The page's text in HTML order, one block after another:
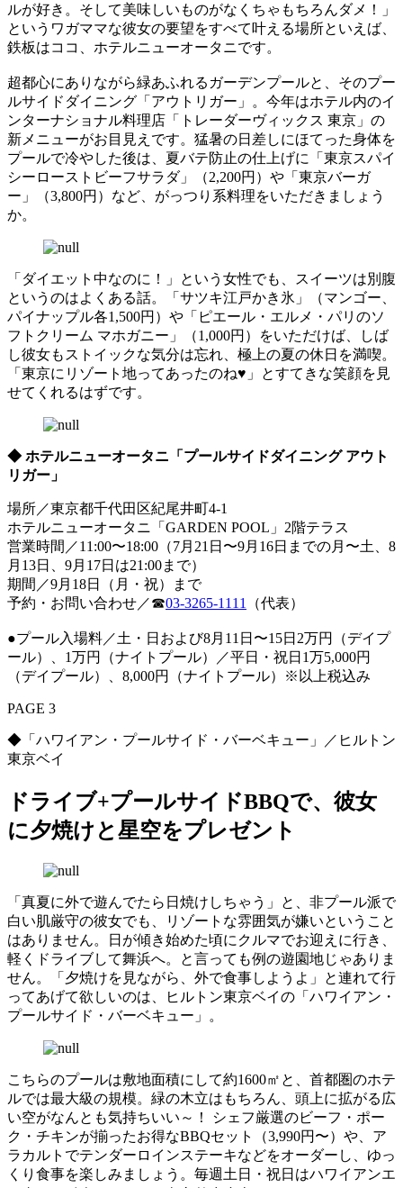
ルが好き。そして美味しいものがなくちゃもちろんダメ！」
というワガママな彼女の要望をすべて叶える場所といえば、
鉄板はココ、ホテルニューオータニです。
超都心にありながら緑あふれるガーデンプールと、そのプー
ルサイドダイニング「アウトリガー」。今年はホテル内のイ
ンターナショナル料理店「トレーダーヴィックス 東京」の
新メニューがお目見えです。猛暑の日差しにほてった身体を
プールで冷やした後は、夏バテ防止の仕上げに「東京スパイ
シーローストビーフサラダ」（2,200円）や「東京バーガ
ー」（3,800円）など、がっつり系料理をいただきましょう
か。
「ダイエット中なのに！」という女性でも、スイーツは別腹
というのはよくある話。「サツキ江戸かき氷」（マンゴー、
パイナップル各1,500円）や「ピエール・エルメ・パリのソ
フトクリーム マホガニー」（1,000円）をいただけば、しば
し彼女もストイックな気分は忘れ、極上の夏の休日を満喫。
「東京にリゾート地ってあったのね♥」とすてきな笑顔を見
せてくれるはずです。
◆ ホテルニューオータニ「プールサイドダイニング アウト
リガー」
場所／東京都千代田区紀尾井町4-1
ホテルニューオータニ「GARDEN POOL」2階テラス
営業時間／11:00〜18:00（7月21日〜9月16日までの月〜土、8
月13日、9月17日は21:00まで）
期間／9月18日（月・祝）まで
予約・お問い合わせ／☎03-3265-1111 （代表）
●プール入場料／土・日および8月11日〜15日2万円（デイプ
ール）、1万円（ナイトプール）／平日・祝日1万5,000円
（デイプール）、8,000円（ナイトプール）※以上税込み
PAGE 3
◆「ハワイアン・プールサイド・バーベキュー」／ヒルトン
東京ベイ
ドライブ+プールサイドBBQで、彼女
に夕焼けと星空をプレゼント
「真夏に外で遊んでたら日焼けしちゃう」と、非プール派で
白い肌厳守の彼女でも、リゾートな雰囲気が嫌いということ
はありません。日が傾き始めた頃にクルマでお迎えに行き、
軽くドライブして舞浜へ。と言っても例の遊園地じゃありま
せん。「夕焼けを見ながら、外で食事しようよ」と連れて行
ってあげて欲しいのは、ヒルトン東京ベイの「ハワイアン・
プールサイド・バーベキュー」。
こちらのプールは敷地面積にして約1600㎡と、首都圏のホテ
ルでは最大級の規模。緑の木立はもちろん、頭上に拡がる広
い空がなんとも気持ちいい～！ シェフ厳選のビーフ・ポー
ク・チキンが揃ったお得なBBQセット（3,990円〜）や、ア
ラカルトでテンダーロインステーキなどをオーダーし、ゆっ
くり食事を楽しみましょう。毎週土日・祝日はハワイアンエ